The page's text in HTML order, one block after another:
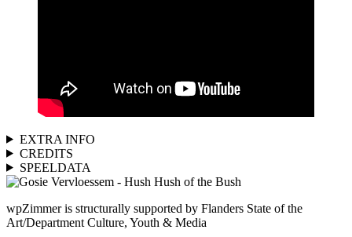
EXTRA INFO
CREDITS
SPEELDATA
wpZimmer is structurally supported by Flanders State of the
Art/Department Culture, Youth & Media